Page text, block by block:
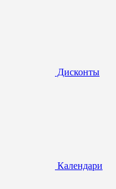
Дисконты
Календари